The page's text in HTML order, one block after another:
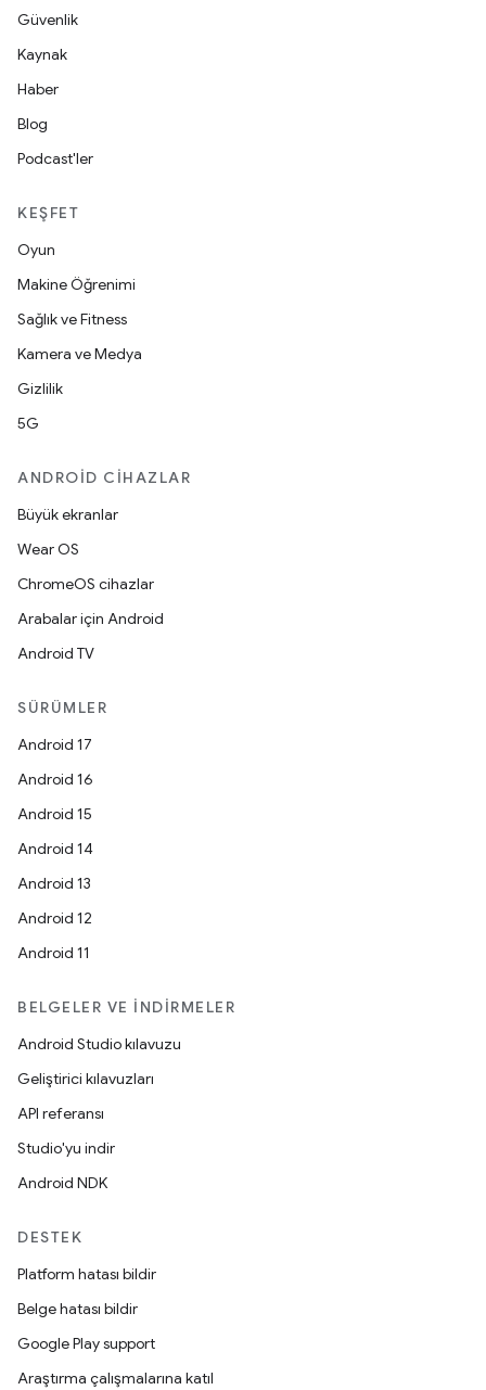
Güvenlik
Kaynak
Haber
Blog
Podcast'ler
KEŞFET
Oyun
Makine Öğrenimi
Sağlık ve Fitness
Kamera ve Medya
Gizlilik
5G
ANDROID CIHAZLAR
Büyük ekranlar
Wear OS
ChromeOS cihazlar
Arabalar için Android
Android TV
SÜRÜMLER
Android 17
Android 16
Android 15
Android 14
Android 13
Android 12
Android 11
BELGELER VE İNDIRMELER
Android Studio kılavuzu
Geliştirici kılavuzları
API referansı
Studio'yu indir
Android NDK
DESTEK
Platform hatası bildir
Belge hatası bildir
Google Play support
Araştırma çalışmalarına katıl